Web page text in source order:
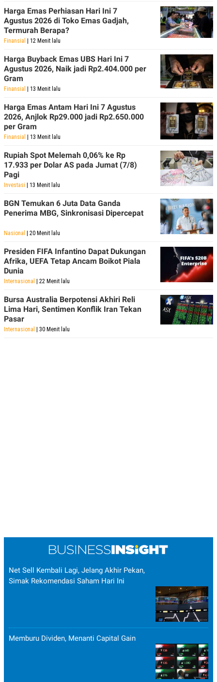
PEMBERITAAN
SIBER
PRIVACY
POLICY
Harga Emas Perhiasan Hari Ini 7
Agustus 2026 di Toko Emas Gadjah,
Termurah Berapa?
Finansial | 12 Menit lalu
Harga Buyback Emas UBS Hari Ini 7
Agustus 2026, Naik jadi Rp2.404.000 per
Gram
Finansial | 13 Menit lalu
Harga Emas Antam Hari Ini 7 Agustus
2026, Anjlok Rp29.000 jadi Rp2.650.000
per Gram
Finansial | 13 Menit lalu
Rupiah Spot Melemah 0,06% ke Rp
17.933 per Dolar AS pada Jumat (7/8)
Pagi
Investasi | 13 Menit lalu
BGN Temukan 6 Juta Data Ganda
Penerima MBG, Sinkronisasi Dipercepat
Nasional | 20 Menit lalu
Presiden FIFA Infantino Dapat Dukungan
Afrika, UEFA Tetap Ancam Boikot Piala
Dunia
Internasional | 22 Menit lalu
Bursa Australia Berpotensi Akhiri Reli
Lima Hari, Sentimen Konflik Iran Tekan
Pasar
Internasional | 30 Menit lalu
Net Sell Kembali Lagi, Jelang Akhir Pekan,
Simak Rekomendasi Saham Hari Ini
Memburu Dividen, Menanti Capital Gain